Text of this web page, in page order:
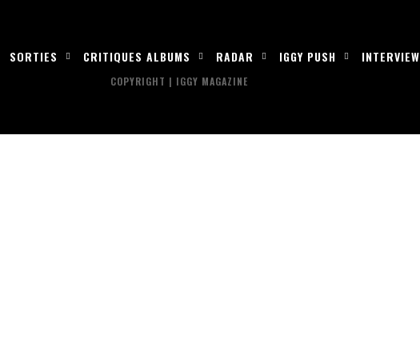
SORTIES CRITIQUES ALBUMS RADAR IGGY PUSH INTERVIEW
COPYRIGHT | IGGY MAGAZINE